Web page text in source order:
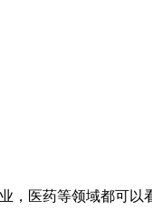
，医药等领域都可以